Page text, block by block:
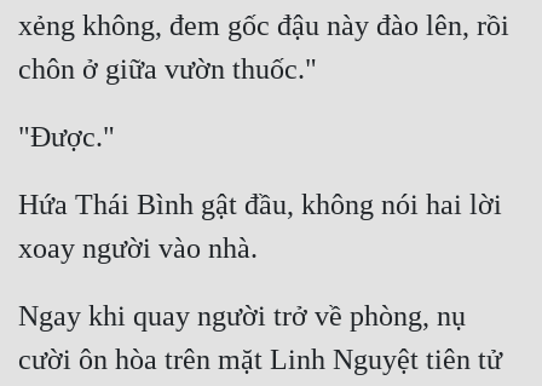
xẻng không, đem gốc đậu này đào lên, rồi
Hứa Thái Bình gật đầu, không nói hai lời
Ngay khi quay người trở về phòng, nụ
cười ôn hòa trên mặt Linh Nguyệt tiên tử